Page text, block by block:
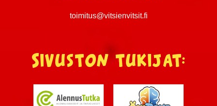
toimitus@vitsienvitsit.fi
Sivuston tukijat: